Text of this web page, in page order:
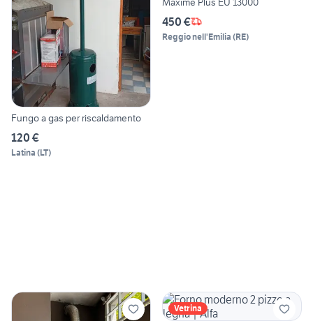
Fungo a gas per riscaldamento
120 €
Latina (LT)
450 €
Reggio nell'Emilia (RE)
Vetrina